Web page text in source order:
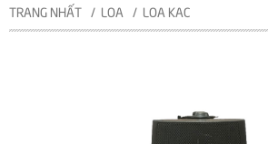
TRANG NHẤT LOA LOA KAC